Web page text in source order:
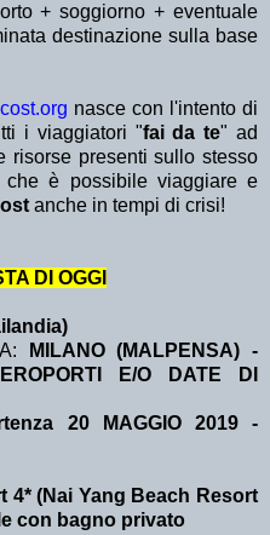
+ soggiorno + eventuale
destinazione sulla base
nasce con l'intento di
i viaggiatori "fai da te" ad
risorse presenti sullo stesso
che è possibile viaggiare e
anche in tempi di crisi!
DI OGGI
MILANO (MALPENSA) -
E/O DATE DI
20 MAGGIO 2019 -
4* (Nai Yang Beach Resort
con bagno privato